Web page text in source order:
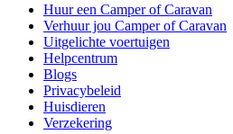
Huur een Camper of Caravan
Verhuur jou Camper of Caravan
Uitgelichte voertuigen
Helpcentrum
Blogs
Privacybeleid
Huisdieren
Verzekering